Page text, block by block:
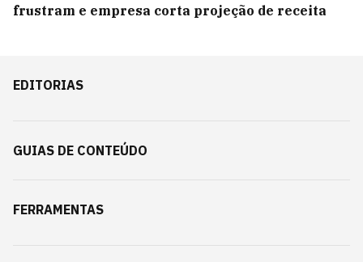
frustram e empresa corta projeção de receita
EDITORIAS
GUIAS DE CONTEÚDO
FERRAMENTAS